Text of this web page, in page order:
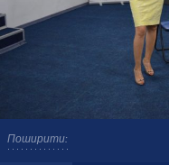
Поширити: